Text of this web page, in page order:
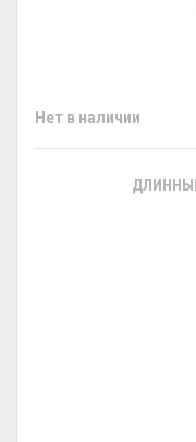
Нет в наличии